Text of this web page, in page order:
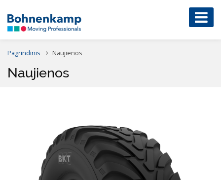
Pagrindinis Naujienos
Naujienos